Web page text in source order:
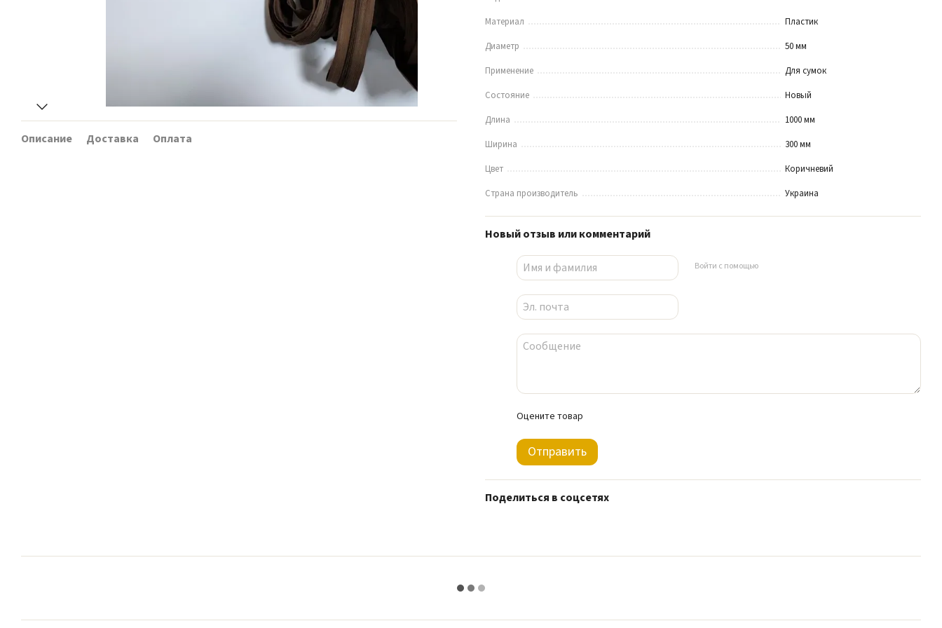
Описание Доставка Оплата
Материал
Пластик
Диаметр
50 мм
Применение
Для сумок
Состояние
Новый
Длина
1000 мм
Ширина
300 мм
Цвет
Коричневий
Страна производитель
Украина
Новый отзыв или комментарий
Войти с помощью
Оцените товар
Отправить
Поделиться в соцсетях